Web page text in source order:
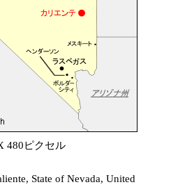
480ピクセル
State of Nevada, United